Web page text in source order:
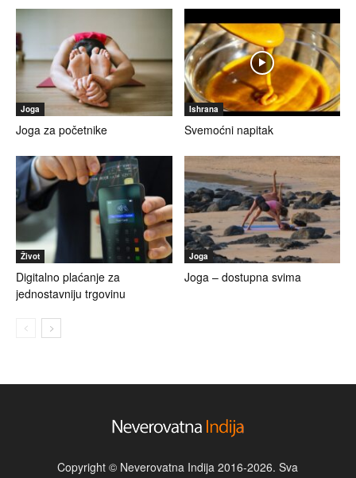
Joga
Joga za početnike
Ishrana
Svemoćni napitak
Život
Digitalno plaćanje za
jednostavniju trgovinu
Joga
Joga – dostupna svima
Copyright © Neverovatna Indija 2016-2026. Sva